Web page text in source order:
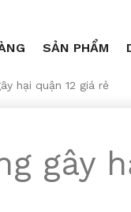
SẢN PHẨM
hại quận 12 giá rẻ
gây